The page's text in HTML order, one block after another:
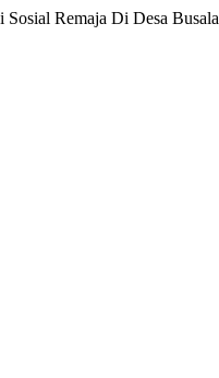
Remaja Di Desa